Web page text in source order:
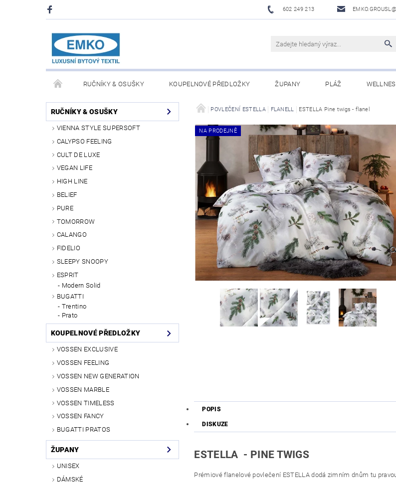
602 249 213
RUČNÍKY & OSUŠKY KOUPELNOVÉ PŘEDLOŽKY ŽUPANY PLÁŽ
PŘIKRÝVKY & POLŠTÁŘE DEKY A PLÉDY UBRUSY A UTĚRKY EKELUND DĚTI
OBCHODNÍ PODMÍNKY NAPIŠTE NÁM
RUČNÍKY & OSUŠKY
VIENNA STYLE SUPERSOFT
CALYPSO FEELING
CULT DE LUXE
VEGAN LIFE
HIGH LINE
BELIEF
PURE
TOMORROW
CALANGO
FIDELIO
SLEEPY SNOOPY
ESPRIT
Modern Solid
BUGATTI
Trentino
Prato
KOUPELNOVÉ PŘEDLOŽKY
VOSSEN EXCLUSIVE
VOSSEN FEELING
VOSSEN NEW GENERATION
VOSSEN MARBLE
VOSSEN TIMELESS
VOSSEN FANCY
BUGATTI PRATOS
ŽUPANY
UNISEX
DÁMSKÉ
POVLEČENÍ ESTELLA FLANELL ESTELLA Pine twigs - flanel
NA PRODEJNĚ
POPIS
DISKUZE
ESTELLA - PINE TWIGS
Prémiové flanelové povlečení ESTELLA dodá zimním dnům tu